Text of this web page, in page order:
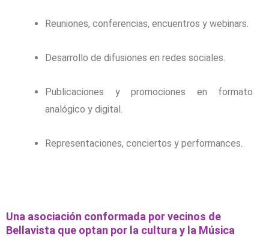
Reuniones, conferencias, encuentros y webinars.
Desarrollo de difusiones en redes sociales.
Publicaciones y promociones en formato
analógico y digital.
Representaciones, conciertos y performances.
Una asociación conformada por vecinos de
Bellavista que optan por la cultura y la Música